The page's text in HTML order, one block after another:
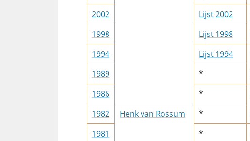
2002
Lijst 2002
1998
Lijst 1998
1994
Lijst 1994
1989
*
1986
*
1982
Henk van Rossum *
1981
*